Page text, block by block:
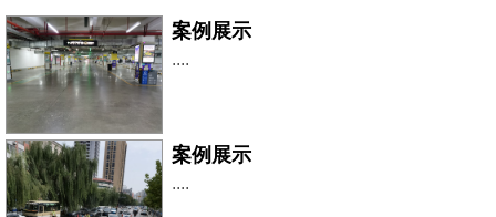
案例展示
....
案例展示
....